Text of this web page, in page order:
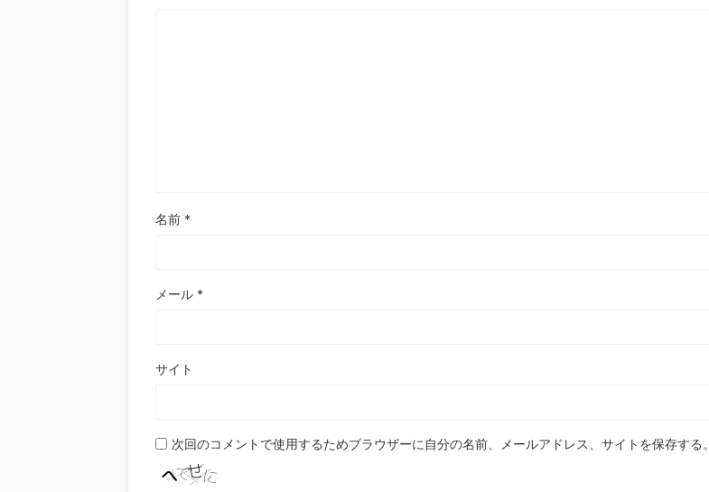
名前 *
メール *
サイト
次回のコメントで使用するためブラウザーに自分の名前、メールアドレス、サイトを保存する。